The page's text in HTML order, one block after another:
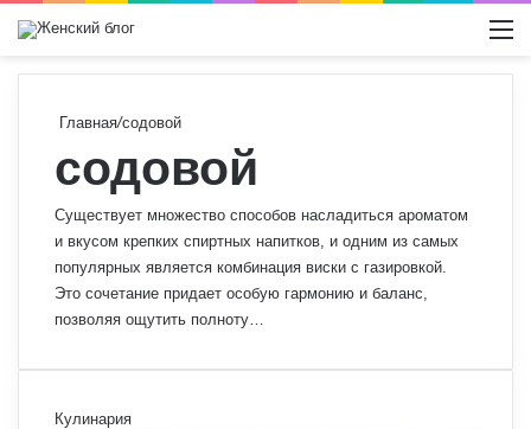
Главная/содовой
содовой
Существует множество способов насладиться ароматом
и вкусом крепких спиртных напитков, и одним из самых
популярных является комбинация виски с газировкой.
Это сочетание придает особую гармонию и баланс,
позволяя ощутить полноту…
Кулинария